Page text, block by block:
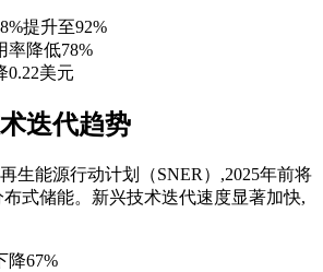
提升至92%
率降低78%
0.22美元
迭代趋势
生能源行动计划（SNER）,2025年前将
式储能。新兴技术迭代速度显著加快,
降67%